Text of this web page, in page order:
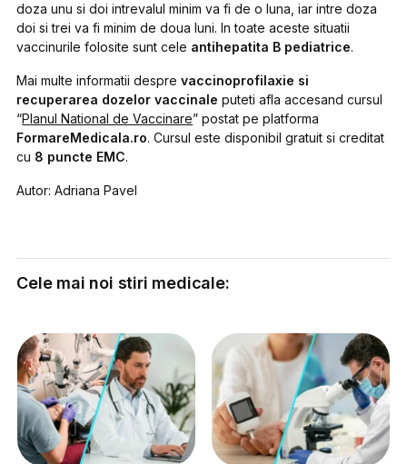
doza unu si doi intrevalul minim va fi de o luna, iar intre doza
doi si trei va fi minim de doua luni. In toate aceste situatii
vaccinurile folosite sunt cele antihepatita B pediatrice.
Mai multe informatii desprevaccinoprofilaxie si
recuperarea dozelor vaccinale puteti afla accesand cursul
“Planul National de Vaccinare” postat pe platforma
FormareMedicala.ro. Cursul este disponibil gratuit si creditat
cu 8 puncte EMC.
Autor: Adriana Pavel
Cele mai noi stiri medicale: